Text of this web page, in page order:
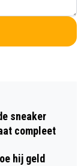
sneaker
compleet
hij geld